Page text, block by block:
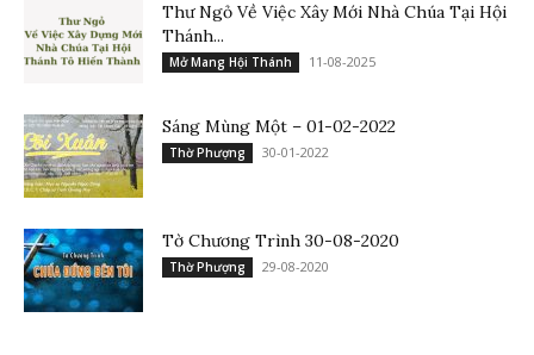
Thư Ngỏ Về Việc Xây Mới Nhà Chúa Tại Hội
Thánh...
Mở Mang Hội Thánh 11-08-2025
Sáng Mùng Một – 01-02-2022
Thờ Phượng 30-01-2022
Tờ Chương Trình 30-08-2020
Thờ Phượng 29-08-2020